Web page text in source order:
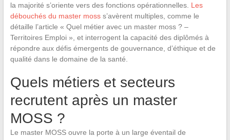
la majorité s’oriente vers des fonctions opérationnelles. Les
débouchés du master mosss’avèrent multiples, comme le
détaille l’article « Quel métier avec un master moss ? –
Territoires Emploi », et interrogent la capacité des diplômés à
répondre aux défis émergents de gouvernance, d’éthique et de
qualité dans le domaine de la santé.
Quels métiers et secteurs
recrutent après un master
MOSS ?
Le master MOSS ouvre la porte à un large éventail de